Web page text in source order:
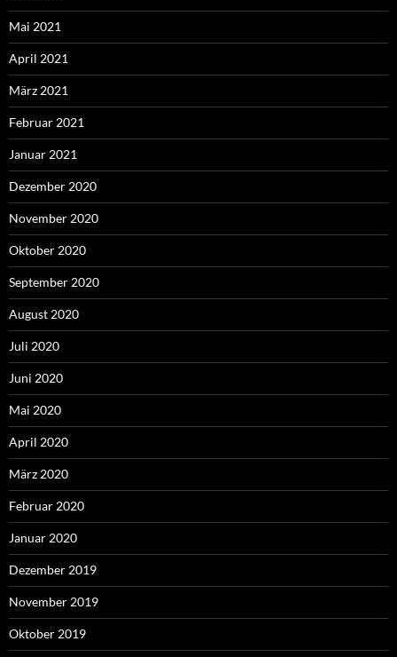
Mai 2021
April 2021
März 2021
Februar 2021
Januar 2021
Dezember 2020
November 2020
Oktober 2020
September 2020
August 2020
Juli 2020
Juni 2020
Mai 2020
April 2020
März 2020
Februar 2020
Januar 2020
Dezember 2019
November 2019
Oktober 2019